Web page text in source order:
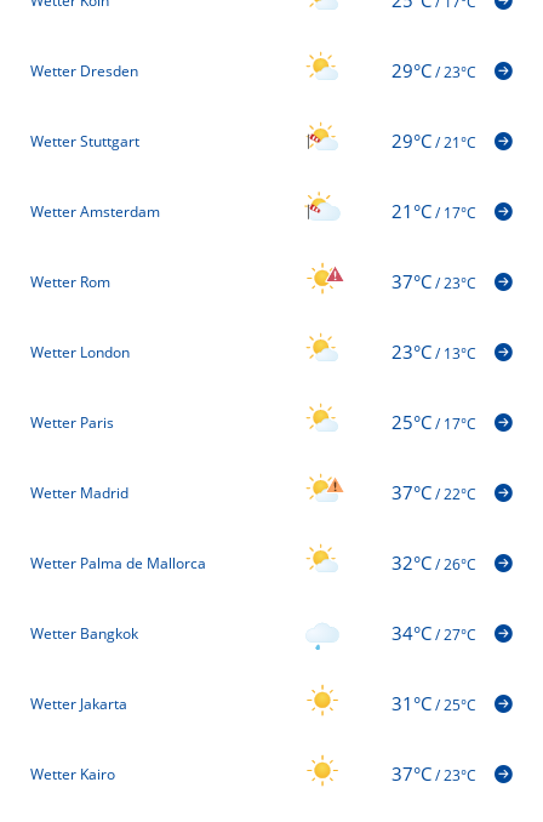
Wetter Dresden 29°C/23°C
Wetter Stuttgart 29°C/21°C
Wetter Amsterdam 21°C/17°C
Wetter Rom 37°C/23°C
Wetter London 23°C/13°C
Wetter Paris 25°C/17°C
Wetter Madrid 37°C/22°C
Wetter Palma de Mallorca 32°C/26°C
Wetter Bangkok 34°C/27°C
Wetter Jakarta 31°C/25°C
Wetter Kairo 37°C/23°C